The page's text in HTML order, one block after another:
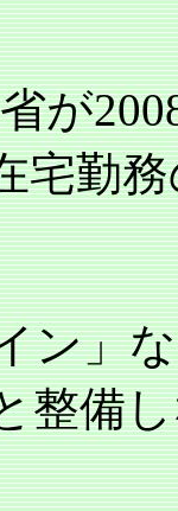
が
宅勤
ン」
整備